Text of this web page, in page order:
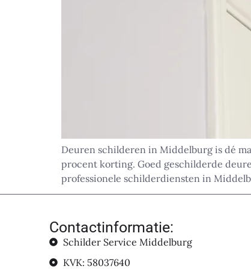
Deuren schilderen in Middelburg is dé
procent korting. Goed geschilderde
professionele schilderdiensten in
Contactinformatie:
Schilder Service Middelburg
KVK: 58037640